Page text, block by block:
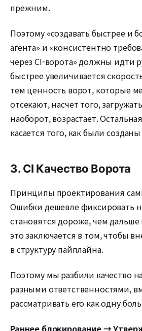
прежним.
Поэтому «создавать быстрее и
агента» и «консистентно
через CI-ворота» должны идти
быстрее увеличивается
тем ценность ворот, которые
отсекают, насчет того,
наоборот, возрастает.
касается того, как были
3. CI Качество Ворота
Принципы проектирования
Ошибки дешевле фиксировать
становятся дороже, чем
это заключается в том, чтобы
в структуру пайплайна.
Поэтому мы разбили качество
разными ответственностями,
рассматривать его как одну
Раннее блокирование →